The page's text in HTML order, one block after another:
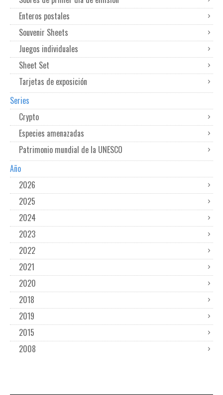
Enteros postales
Souvenir Sheets
Juegos individuales
Sheet Set
Tarjetas de exposición
Series
Crypto
Especies amenazadas
Patrimonio mundial de la UNESCO
Año
2026
2025
2024
2023
2022
2021
2020
2018
2019
2015
2008